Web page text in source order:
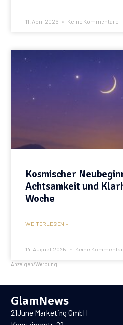
11. April 2026 Keine Kommentare
Kosmischer
Achtsamkeit und
Woche
WEITERLESEN »
14. August 2025 Keine
Anzeigen/Werbung
GlamNews
21June Marketing GmbH